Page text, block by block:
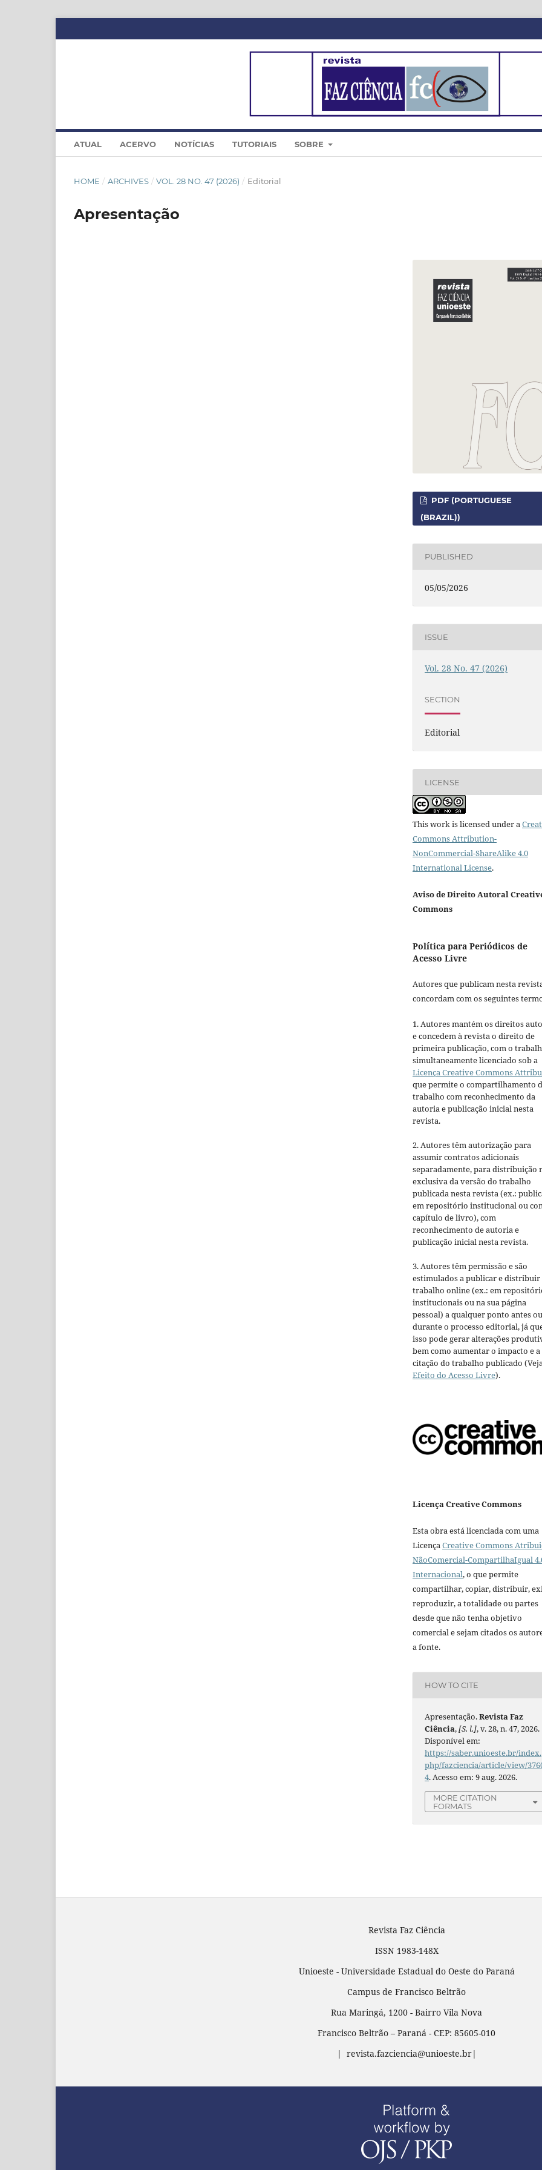
ATUAL ACERVO NOTÍCIAS TUTORIAIS SOBRE
HOME / ARCHIVES / VOL. 28 NO. 47 (2026) / Editorial
Apresentação
PDF (PORTUGUESE
(BRAZIL))
PUBLISHED
05/05/2026
ISSUE
Vol. 28 No. 47 (2026)
SECTION
Editorial
LICENSE
This work is licensed under a
Commons Attribution-
NonCommercial-ShareAlike 4.0
International License.
Aviso de Direito Autoral
Commons
Política para Periódicos de
Acesso Livre
Autores que publicam nesta
concordam com os seguintes
1. Autores mantém os direitos
e concedem à revista o direito de
primeira publicação, com o
simultaneamente licenciado sob a
Licença Creative Commons
que permite o compartilhamento
trabalho com reconhecimento da
autoria e publicação inicial nesta
revista.
2. Autores têm autorização para
assumir contratos adicionais
separadamente, para distribuição
exclusiva da versão do trabalho
publicada nesta revista (ex.:
em repositório institucional ou
capítulo de livro), com
reconhecimento de autoria e
publicação inicial nesta revista.
3. Autores têm permissão e são
estimulados a publicar e distribuir
trabalho online (ex.: em
institucionais ou na sua página
pessoal) a qualquer ponto antes ou
durante o processo editorial, já
isso pode gerar alterações
bem como aumentar o impacto e a
citação do trabalho publicado
Efeito do Acesso Livre).
Licença Creative Commons
Esta obra está licenciada com uma
LicençaCreative Commons
NãoComercial-CompartilhaIgual
Internacional, o que permite
compartilhar, copiar, distribuir,
reproduzir, a totalidade ou partes
desde que não tenha objetivo
comercial e sejam citados os
a fonte.
HOW TO CITE
Apresentação.Revista Faz
Ciência,[S. l.], v. 28, n. 47, 2026.
Disponível em:
https://saber.unioeste.br/index.
php/fazciencia/article/view/
4. Acesso em: 9 aug. 2026.
MORE CITATION
FORMATS
Revista Faz Ciência
ISSN 1983-148X
Unioeste - Universidade Estadual do Oeste do Paraná
Campus de Francisco Beltrão
Rua Maringá, 1200 - Bairro Vila Nova
Francisco Beltrão – Paraná - CEP: 85605-010
| revista.fazciencia@unioeste.br|